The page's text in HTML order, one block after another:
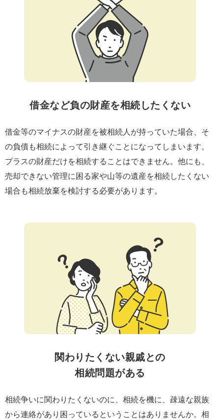
借金など負の財産を相続したくない
借金等のマイナスの財産を被相続人が持っていた場合、そ
の負債も相続によって引き継ぐことになってしまいます。
プラスの財産だけを相続することはできません。他にも、
売却できない管理に困る家や山等の遺産を相続したくない
場合も相続放棄を検討する必要があります。
関わりたくない親戚との
相続問題がある
相続争いに関わりたくないのに、相続を機に、疎遠な親族
から連絡があり困っているということはありませんか。相